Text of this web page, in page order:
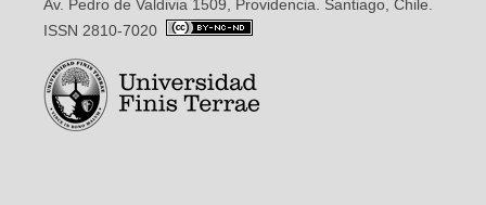
Av. Pedro de Valdivia 1509, Providencia. Santiago, Chile.
ISSN 2810-7020